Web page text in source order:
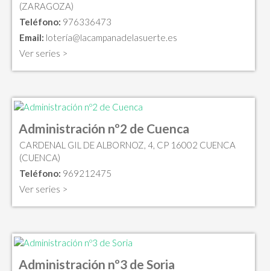
(ZARAGOZA)
Teléfono: 976336473
Email: lotería@lacampanadelasuerte.es
Ver series >
Administración nº2 de Cuenca
CARDENAL GIL DE ALBORNOZ, 4, CP 16002 CUENCA
(CUENCA)
Teléfono: 969212475
Ver series >
Administración nº3 de Soria